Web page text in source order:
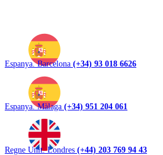
Espanya. Barcelona (+34) 93 018 6626
Espanya. Màlaga (+34) 951 204 061
Regne Unit. Londres (+44) 203 769 94 43